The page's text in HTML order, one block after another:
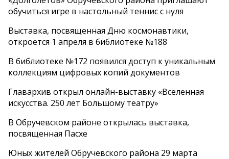
обучиться игре в настольный теннис с нуля
Выставка, посвященная Дню космонавтики,
откроется 1 апреля в библиотеке №188
В библиотеке №172 появился доступ к уникальным
коллекциям цифровых копий документов
Главархив открыл онлайн-выставку «Вселенная
искусства. 250 лет Большому театру»
В Обручевском районе открылась выставка,
посвященная Пасхе
Юных жителей Обручевского района 29 марта